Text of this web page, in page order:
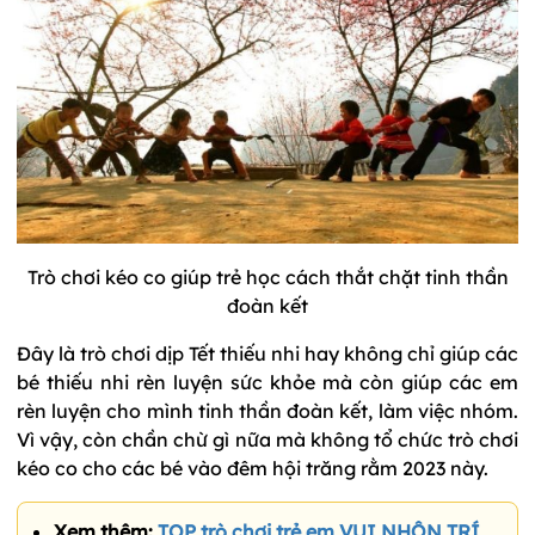
Trò chơi kéo co giúp trẻ học cách thắt chặt tinh thần
đoàn kết
Đây là trò chơi dịp Tết thiếu nhi hay không chỉ giúp các
bé thiếu nhi rèn luyện sức khỏe mà còn giúp các em
rèn luyện cho mình tinh thần đoàn kết, làm việc nhóm.
Vì vậy, còn chần chừ gì nữa mà không tổ chức trò chơi
kéo co cho các bé vào đêm hội trăng rằm 2023 này.